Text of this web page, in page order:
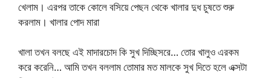
খেলাম। এরপর তাকে কোলে বসিয়ে পেছন থেকে খালার দুধ চুষতে শুরু
করলাম। খালার পোদ মারা
খালা তখন বলছে এই মাদারচোদ কি সুখ দিচ্ছিসরে… তোর খালুও এরকম
করে করেনি… আমি তখন বললাম তোমার মত মালকে সুখ দিতে হলে এক্সটা